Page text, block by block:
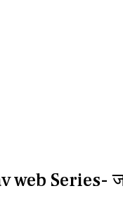
web Series-